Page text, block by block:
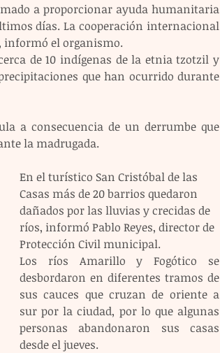
a proporcionar ayuda humanitaria
días. La cooperación internacional
informó el organismo.
de 10 indígenas de la etnia tzotzil y
que han ocurrido durante
a consecuencia de un derrumbe que
la madrugada.
En el turístico San Cristóbal de las
Casas más de 20 barrios quedaron
dañados por las lluvias y crecidas de
ríos, informó Pablo Reyes, director de
Protección Civil municipal.
Los ríos Amarillo y Fogótico se
desbordaron en diferentes tramos de
sus cauces que cruzan de oriente a
sur por la ciudad, por lo que algunas
personas abandonaron sus casas
desde el jueves.